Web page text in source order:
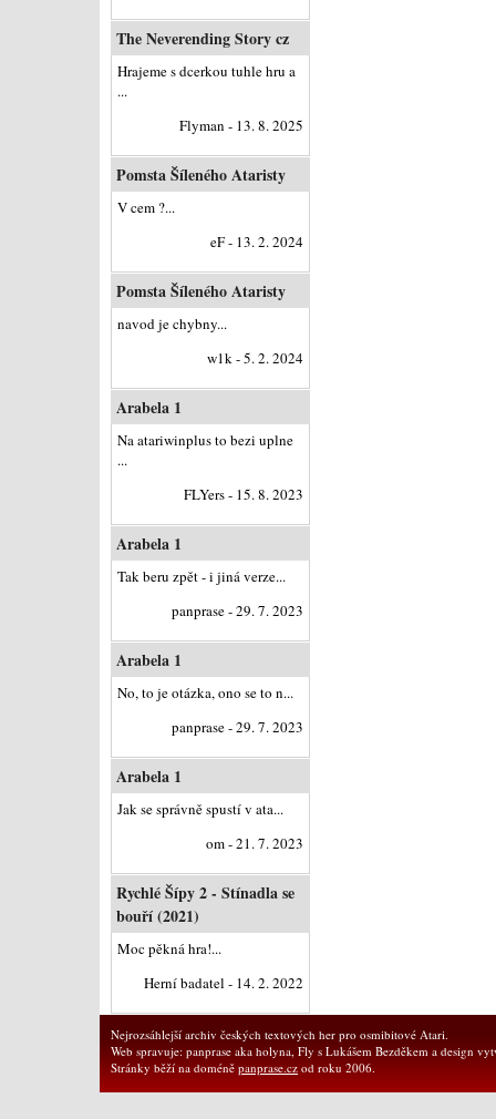
The Neverending Story cz
Hrajeme s dcerkou tuhle hru a
...
Flyman - 13. 8. 2025
Pomsta Šíleného Ataristy
V cem ?...
eF - 13. 2. 2024
Pomsta Šíleného Ataristy
navod je chybny...
w1k - 5. 2. 2024
Arabela 1
Na atariwinplus to bezi uplne
...
FLYers - 15. 8. 2023
Arabela 1
Tak beru zpět - i jiná verze...
panprase - 29. 7. 2023
Arabela 1
No, to je otázka, ono se to n...
panprase - 29. 7. 2023
Arabela 1
Jak se správně spustí v ata...
om - 21. 7. 2023
Rychlé Šípy 2 - Stínadla se
bouří (2021)
Moc pěkná hra!...
Herní badatel - 14. 2. 2022
Nejrozsáhlejší archiv českých textových her pro osmibitové Atari.
Web spravuje: panprase aka holyna, Fly s Lukášem Bezděkem a design
Stránky běží na doméně panprase.cz od roku 2006.